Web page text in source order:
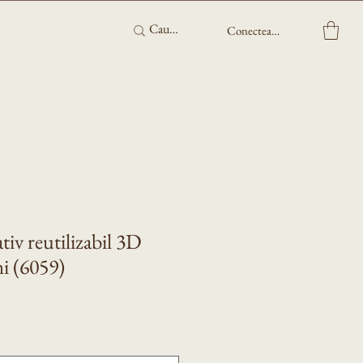
Conectează-te
reutilizabil 3D
(6059)